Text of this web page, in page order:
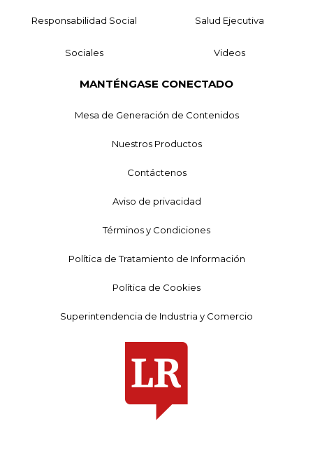
Responsabilidad Social Salud Ejecutiva
Sociales Videos
MANTÉNGASE CONECTADO
Mesa de Generación de Contenidos
Nuestros Productos
Contáctenos
Aviso de privacidad
Términos y Condiciones
Política de Tratamiento de Información
Política de Cookies
Superintendencia de Industria y Comercio